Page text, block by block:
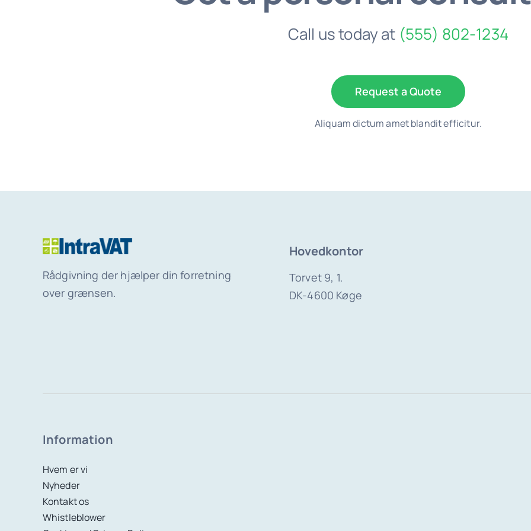
Call us today at (555) 802-1234
Request a Quote
Aliquam dictum amet blandit efficitur.
Rådgivning der hjælper din forretning
over grænsen.
Hovedkontor
Torvet 9, 1.
DK-4600 Køge
Information
Hvem er vi
Nyheder
Kontakt os
Whistleblower